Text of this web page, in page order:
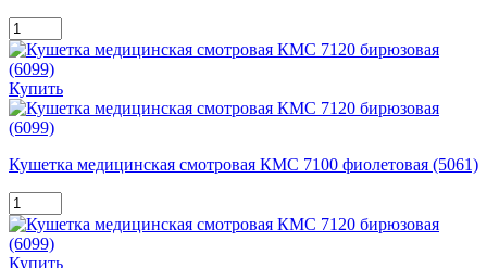
Купить
Кушетка медицинская смотровая КМС 7100 фиолетовая (5061)
Купить